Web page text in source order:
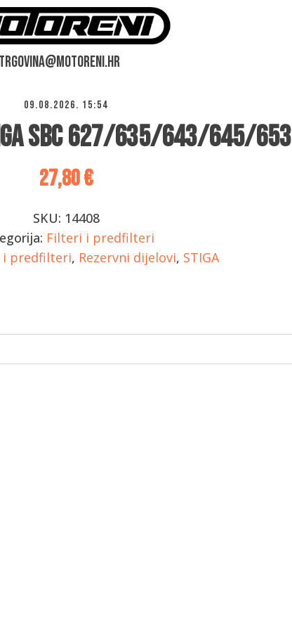
trgovina@motoreni.hr
09.08.2026. 15:54
SBC 627/635/643/645/653
27,80€
SKU: 14408
Filteri i predfilteri
i predfilteri, Rezervni dijelovi, STIGA